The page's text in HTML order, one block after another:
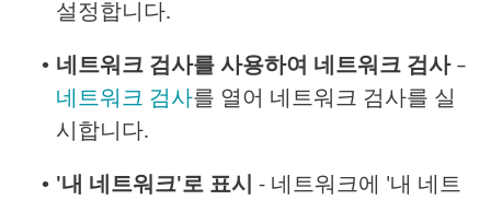
설정합니다.
• 네트워크 검사를 사용하여 네트워크 검사–
네트워크 검사를 열어 네트워크 검사를 실
시합니다.
• '내 네트워크'로 표시 - 네트워크에 '내 네트